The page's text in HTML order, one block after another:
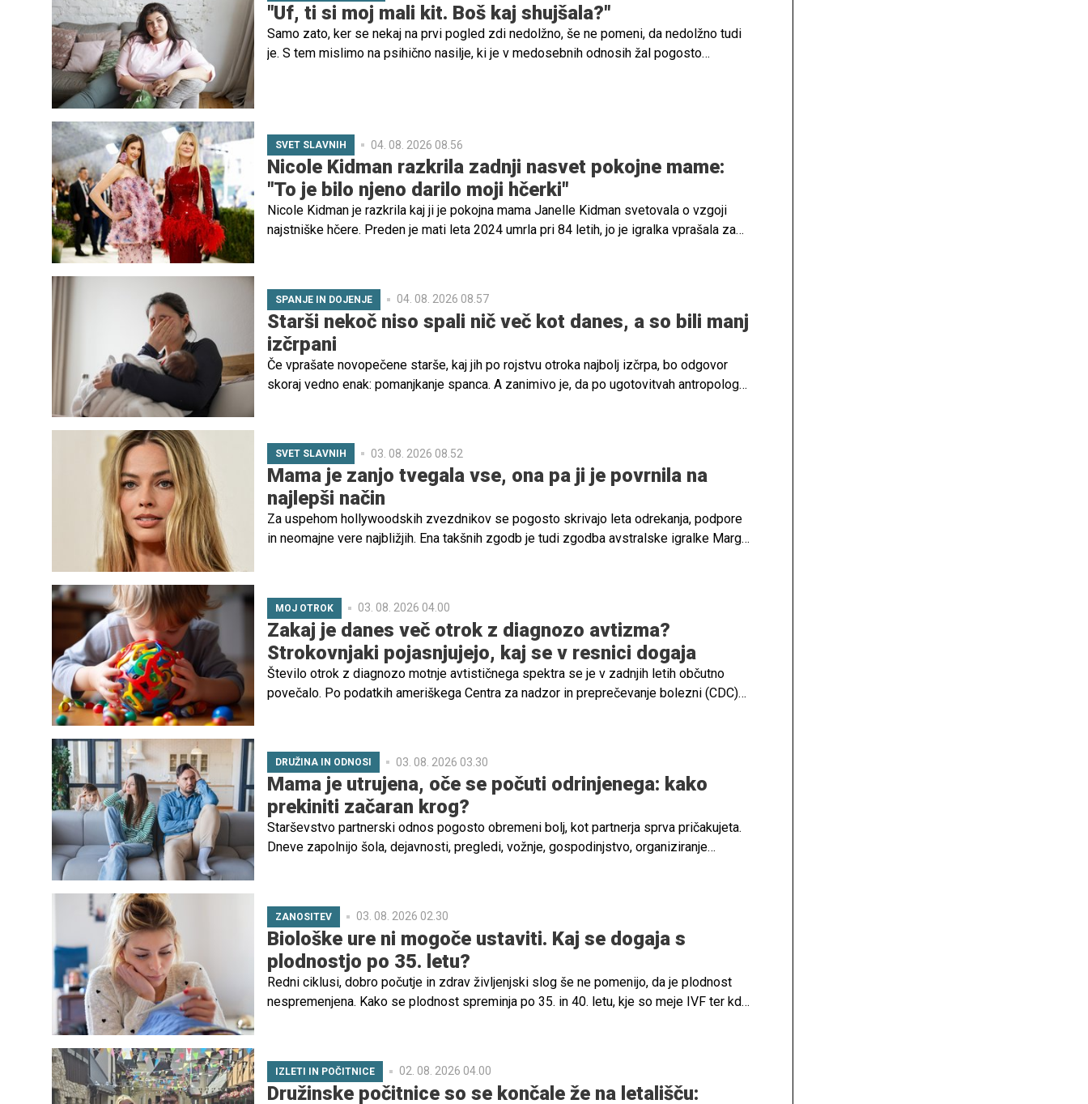
"Uf, ti si moj mali kit. Boš kaj shujšala?"
Samo zato, ker se nekaj na prvi pogled zdi nedolžno, še ne pomeni, da nedolžno tudi
je. S tem mislimo na psihično nasilje, ki je v medosebnih odnosih žal pogosto
SVET SLAVNIH 04. 08. 2026 08.56
Nicole Kidman razkrila zadnji nasvet pokojne mame:
"To je bilo njeno darilo moji hčerki"
Nicole Kidman je razkrila kaj ji je pokojna mama Janelle Kidman svetovala o vzgoji
najstniške hčere. Preden je mati leta 2024 umrla pri 84 letih, jo je igralka vprašala za
SPANJE IN DOJENJE 04. 08. 2026 08.57
Starši nekoč niso spali nič več kot danes, a so bili manj
izčrpani
Če vprašate novopečene starše, kaj jih po rojstvu otroka najbolj izčrpa, bo odgovor
skoraj vedno enak: pomanjkanje spanca. A zanimivo je, da po ugotovitvah antropologov
SVET SLAVNIH 03. 08. 2026 08.52
Mama je zanjo tvegala vse, ona pa ji je povrnila na
najlepši način
Za uspehom hollywoodskih zvezdnikov se pogosto skrivajo leta odrekanja, podpore
in neomajne vere najbližjih. Ena takšnih zgodb je tudi zgodba avstralske igralke Margot
MOJ OTROK 03. 08. 2026 04.00
Zakaj je danes več otrok z diagnozo avtizma?
Strokovnjaki pojasnjujejo, kaj se v resnici dogaja
Število otrok z diagnozo motnje avtističnega spektra se je v zadnjih letih občutno
povečalo. Po podatkih ameriškega Centra za nadzor in preprečevanje bolezni (CDC)
prepoznamo.
DRUŽINA IN ODNOSI 03. 08. 2026 03.30
Mama je utrujena, oče se počuti odrinjenega: kako
prekiniti začaran krog?
Starševstvo partnerski odnos pogosto obremeni bolj, kot partnerja sprva pričakujeta.
Dneve zapolnijo šola, dejavnosti, pregledi, vožnje, gospodinjstvo, organiziranje
ZANOSITEV 03. 08. 2026 02.30
Biološke ure ni mogoče ustaviti. Kaj se dogaja s
plodnostjo po 35. letu?
Redni ciklusi, dobro počutje in zdrav življenjski slog še ne pomenijo, da je plodnost
nespremenjena. Kako se plodnost spreminja po 35. in 40. letu, kje so meje IVF ter kdaj
IZLETI IN POČITNICE 02. 08. 2026 04.00
Družinske počitnice so se končale že na letališču: